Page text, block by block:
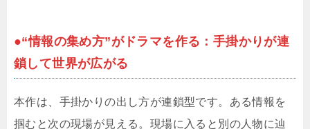
●“情報の集め方”がドラマを作る：手掛かりが連
鎖して世界が広がる
本作は、手掛かりの出し方が連鎖型です。ある情報を
掴むと次の現場が見える。現場に入ると別の人物に辿